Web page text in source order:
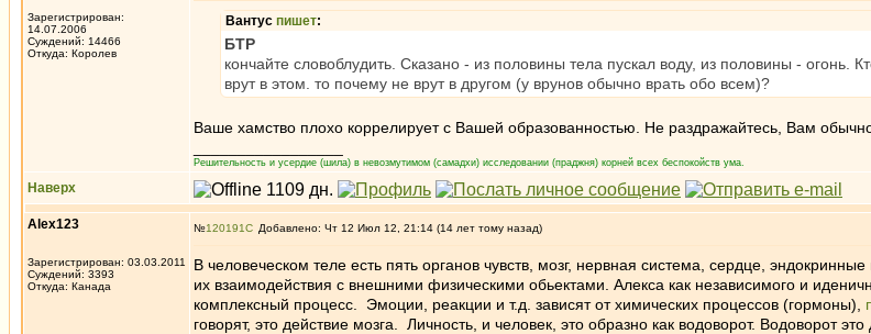
Зарегистрирован:
14.07.2006
Суждений: 14466
Откуда: Королев
Вантус пишет:
БТР
кончайте словоблудить. Сказано - из половины тела пускал воду, из половины - огонь.
врут в этом. то почему не врут в другом (у врунов обычно врать обо всем)?
Ваше хамство плохо коррелирует с Вашей образованностью. Не раздражайтесь, Вам
Решительность и усердие (шила) в невозмутимом (самадхи) исследовании (праджня) корней всех беспокойств ума.
Наверх
Alex123
Зарегистрирован: 03.03.2011
Суждений: 3393
Откуда: Канада
№120191 Добавлено: Чт 12 Июл 12, 21:14 (14 лет тому назад)
В человеческом теле есть пять органов чувств, мозг, нервная система, сердце,
их взаимодействия с внешними физическими обьектами. Алекса как независимого и
комплексный процесс. Эмоции, реакции и т.д. зависят от химических процессов (гормоны),
говорят, это действие мозга. Личность, и человек, это образно как водоворот. Водоворот